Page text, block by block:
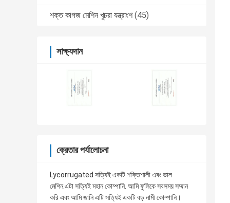
শক্ত কাগজ মেশিন খুচরা যন্ত্রাংশ (45)
সাক্ষ্যদান
ক্রেতার পর্যালোচনা
Lycorrugated সত্যিই একটি শক্তিশালী এবং ভাল
মেশিন.এটা সত্যিই মহান কোম্পানি. আমি ফুলিকে সবসময় সম্মান
করি এবং আমি জানি এটি সত্যিই একটি বড় নামী কোম্পানি।